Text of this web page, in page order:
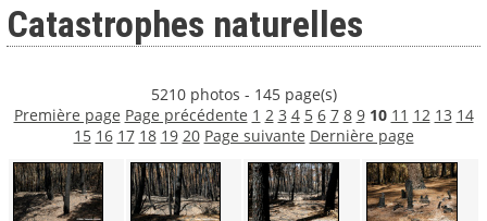
Catastrophes naturelles
5210 photos - 145 page(s)
Première page Page précédente 1 2 3 4 5 6 7 8 9 10 11 12 13 14
15 16 17 18 19 20 Page suivante Dernière page